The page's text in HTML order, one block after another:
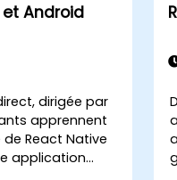
et Android
dirigée par
apprennent
React Native
application